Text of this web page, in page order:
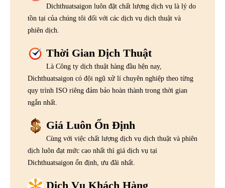
Dichthuatsaigon luôn đặt chất lượng dịch vụ là lý do
tồn tại của chúng tôi đối với các dịch vụ dịch thuật và
phiên dịch.
Thời Gian Dịch Thuật
Là Công ty dịch thuật hàng đầu hện nay,
Dichthuatsaigon có đội ngũ xử lí chuyên nghiệp theo từng
quy trình ISO riêng đảm bảo hoàn thành trong thời gian
ngắn nhất.
Giá Luôn Ổn Định
Cùng với việc chất lượng dịch vụ dịch thuật và phiên
dịch luôn đạt mức cao nhất thì giá dịch vụ tại
Dichthuatsaigon ổn định, ưu đãi nhất.
Dịch Vụ Khách Hàng